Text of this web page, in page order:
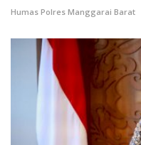
Humas Polres Manggarai Barat